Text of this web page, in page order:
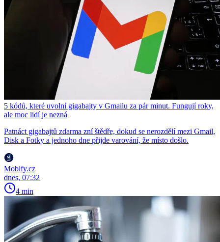
5 kódů, které uvolní gigabajty v Gmailu za pár minut. Fungují roky,
ale moc lidí je nezná
Patnáct gigabajtů zdarma zní štědře, dokud se nerozdělí mezi Gmail,
Disk a Fotky a jednoho dne přijde varování, že místo došlo.
Mobify.cz
dnes, 07:32
4 min